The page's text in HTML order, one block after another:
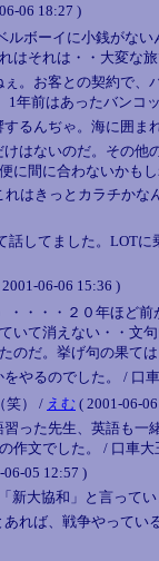
06 18:27 )
ボーイに小銭がな
はそれは・・大変な
。お客との契約で
年前はあったバンコ
るんぢゃ。海に囲
はないのだ。その
間に合わないかも
はきっとカラチか
してました。LOT
2001-06-06 15:36 )
・・・２０年ほど
て消えない・・
のだ。挙げ句の果て
やるのでした。 / 口
笑） / えむ ( 2001-06-
った先生、英語も
文でした。 / 口車大
05 12:57 )
大協和」と言って
れば、戦争やって